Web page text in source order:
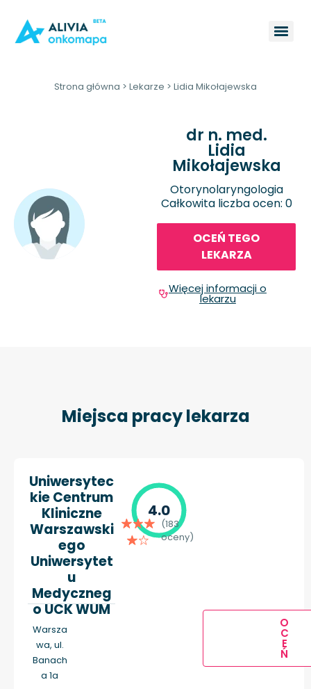
Strona główna > Lekarze > Lidia Mikołajewska
dr n. med.
Lidia
Mikołajewska
Otorynolaryngologia
Całkowita liczba ocen: 0
OCEŃ TEGO
LEKARZA
Więcej informacji o
lekarzu
Miejsca pracy lekarza
Uniwersytec
kie Centrum
Kliniczne
Warszawski
ego
Uniwersytet
u
Medyczneg
o UCK WUM
Warsza
wa, ul.
Banach
a 1a
4.0
(183
oceny)
O
C
E
Ń